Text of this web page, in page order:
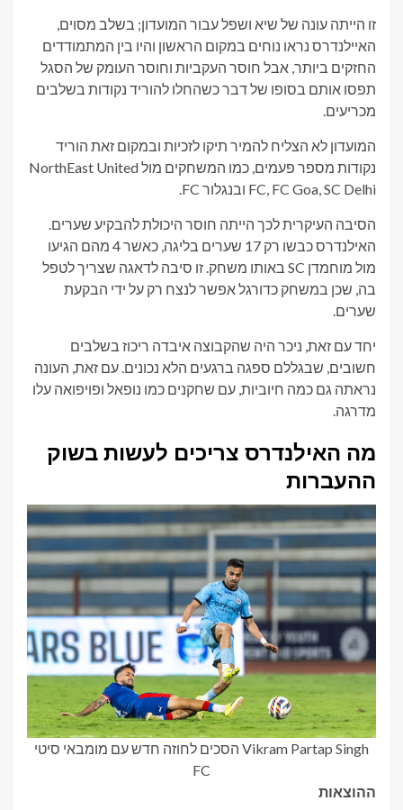
זו הייתה עונה של שיא ושפל עבור המועדון; בשלב מסוים,
האיילנדרס נראו נוחים במקום הראשון והיו בין המתמודדים
החזקים ביותר, אבל חוסר העקביות וחוסר העומק של הסגל
תפסו אותם בסופו של דבר כשהחלו להוריד נקודות בשלבים
מכריעים.
המועדון לא הצליח להמיר תיקו לזכיות ובמקום זאת הוריד
נקודות מספר פעמים, כמו המשחקים מול NorthEast United
FC, FC Goa, SC Delhi ובנגלור FC.
הסיבה העיקרית לכך הייתה חוסר היכולת להבקיע שערים.
האילנדרס כבשו רק 17 שערים בליגה, כאשר 4 מהם הגיעו
מול מוחמדן SC באותו משחק. זו סיבה לדאגה שצריך לטפל
בה, שכן במשחק כדורגל אפשר לנצח רק על ידי הבקעת
שערים.
יחד עם זאת, ניכר היה שהקבוצה איבדה ריכוז בשלבים
חשובים, שבגללם ספגה ברגעים הלא נכונים. עם זאת, העונה
נראתה גם כמה חיוביות, עם שחקנים כמו נופאל ופויפואה עלו
מדרגה.
מה האילנדרס צריכים לעשות בשוק
ההעברות
Vikram Partap Singh הסכים לחוזה חדש עם מומבאי סיטי
FC
ההוצאות